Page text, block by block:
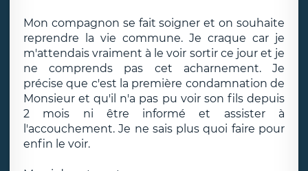
Mon compagnon se fait soigner et on souhaite
reprendre la vie commune. Je craque car je
m'attendais vraiment à le voir sortir ce jour et je
ne comprends pas cet acharnement. Je
précise que c'est la première condamnation de
Monsieur et qu'il n'a pas pu voir son fils depuis
2 mois ni être informé et assister à
l'accouchement. Je ne sais plus quoi faire pour
enfin le voir.